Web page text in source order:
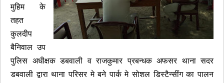
मुहिम के
तहत
कुलदीप
बैनिवाल उप
पुलिस अधीक्षक डबवाली व राजकुमार प्रबन्धक अफसर थाना सदर
डबवाली द्वारा थाना परिसर मे बने पार्क मे सोशल डिस्टैन्सींग का पालन